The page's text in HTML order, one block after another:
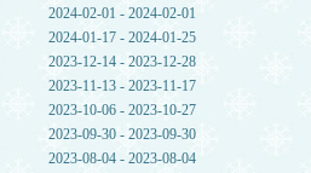
2024-02-01 - 2024-02-01
2024-01-17 - 2024-01-25
2023-12-14 - 2023-12-28
2023-11-13 - 2023-11-17
2023-10-06 - 2023-10-27
2023-09-30 - 2023-09-30
2023-08-04 - 2023-08-04